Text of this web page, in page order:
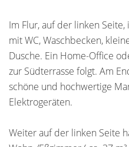
Im Flur, auf der linken Seite,
mit WC, Waschbecken,
Dusche. Ein Home-Office
zur Südterrasse folgt. Am
schöne und hochwertige
Elektrogeräten.
Weiter auf der linken Seite